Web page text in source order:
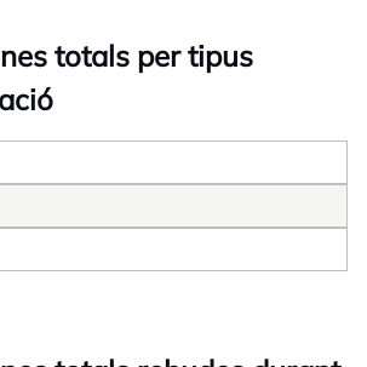
totals per tipus